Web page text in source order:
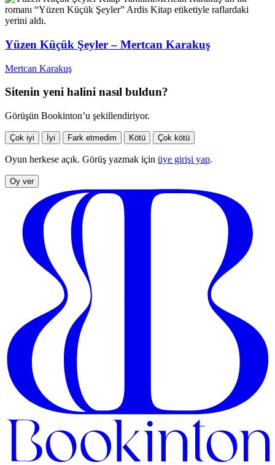
romanı “Yüzen Küçük Şeyler” Ardis Kitap etiketiyle raflardaki
yerini aldı.
Yüzen Küçük Şeyler – Mertcan Karakuş
Mertcan Karakuş
Sitenin yeni halini nasıl buldun?
Görüşün Bookinton’u şekillendiriyor.
Çok iyi İyi Fark etmedim Kötü Çok kötü
Oyun herkese açık. Görüş yazmak için üye girişi yap.
Oy ver